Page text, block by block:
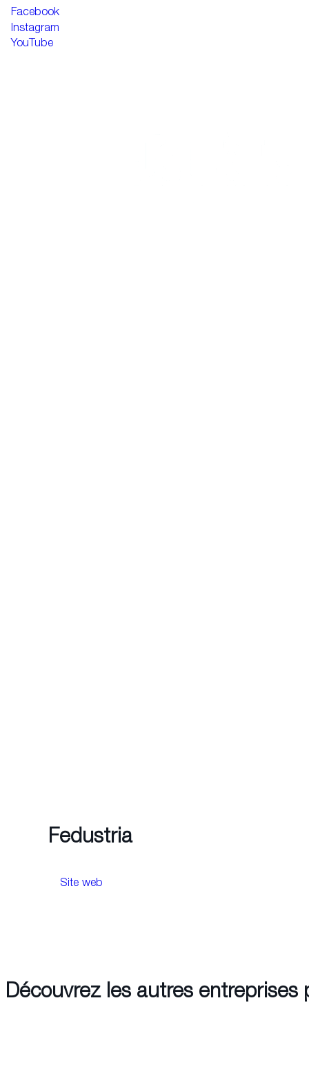
Facebook
Instagram
YouTube
Fedustria
Site web
Découvrez les autres entreprises